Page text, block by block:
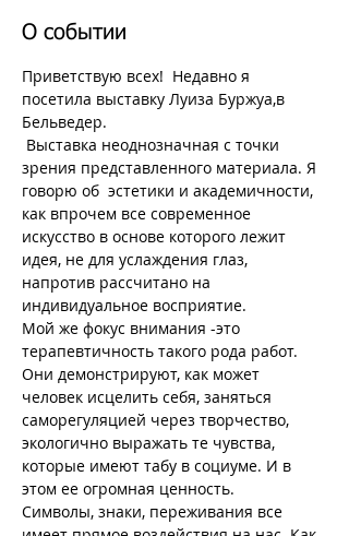
О событии
Приветствую всех!  Недавно я
посетила выставку Луиза Буржуа,в
Бельведер.
Выставка неоднозначная с точки
зрения представленного материала. Я
говорю об  эстетики и академичности,
как впрочем все современное
искусство в основе которого лежит
идея, не для услаждения глаз,
напротив рассчитано на
индивидуальное восприятие.
Мой же фокус внимания -это
терапевтичность такого рода работ.
Они демонстрируют, как может
человек исцелить себя, заняться
саморегуляцией через творчество,
экологично выражать те чувства,
которые имеют табу в социуме. И в
этом ее огромная ценность.
Символы, знаки, переживания все